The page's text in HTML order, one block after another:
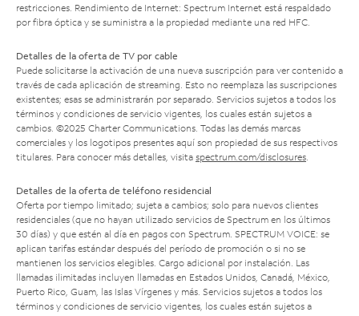
restricciones. Rendimiento de Internet: Spectrum Internet está respaldado
por fibra óptica y se suministra a la propiedad mediante una red HFC.
Detalles de la oferta de TV por cable
Puede solicitarse la activación de una nueva suscripción para ver contenido a
través de cada aplicación de streaming. Esto no reemplaza las suscripciones
existentes; esas se administrarán por separado. Servicios sujetos a todos los
términos y condiciones de servicio vigentes, los cuales están sujetos a
cambios. ©2025 Charter Communications. Todas las demás marcas
comerciales y los logotipos presentes aquí son propiedad de sus respectivos
titulares. Para conocer más detalles, visita spectrum.com/disclosures
Detalles de la oferta de teléfono residencial
Oferta por tiempo limitado; sujeta a cambios; solo para nuevos clientes
residenciales (que no hayan utilizado servicios de Spectrum en los últimos
30 días) y que estén al día en pagos con Spectrum. SPECTRUM VOICE: se
aplican tarifas estándar después del período de promoción o si no se
mantienen los servicios elegibles. Cargo adicional por instalación. Las
llamadas ilimitadas incluyen llamadas en Estados Unidos, Canadá, México,
Puerto Rico, Guam, las Islas Vírgenes y más. Servicios sujetos a todos los
términos y condiciones de servicio vigentes, los cuales están sujetos a